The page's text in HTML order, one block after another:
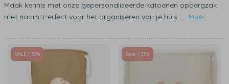
Maak kennis met onze gepersonaliseerde katoenen opbergzak
met naam! Perfect voor het organiseren van je huis ... Meer
SALE | 30% Sale | 33%